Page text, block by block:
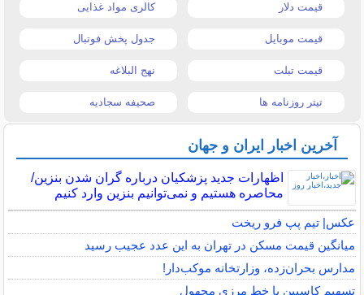
قیمت دلار کالری مواد غذایی
قیمت موبایل جدول پخش فوتبال
قیمت تبلت نهج البلاغه
تیتر روزنامه ها صحیفه سجادیه
آخرین اخبار ایران و جهان
اظهارات جدید پزشکیان درباره گران شدن بنزین/
محاصره هستیم و نمی‌توانیم بنزین وارد کنیم
عکس| تیم پپ فرو ریخت
میانگین قیمت مسکن در تهران به این عدد عجیب رسید
مدارس بحران‌زده، وزارتخانه موکب‌دار!
تسهیم کاسپین با خط مرزی مجهول